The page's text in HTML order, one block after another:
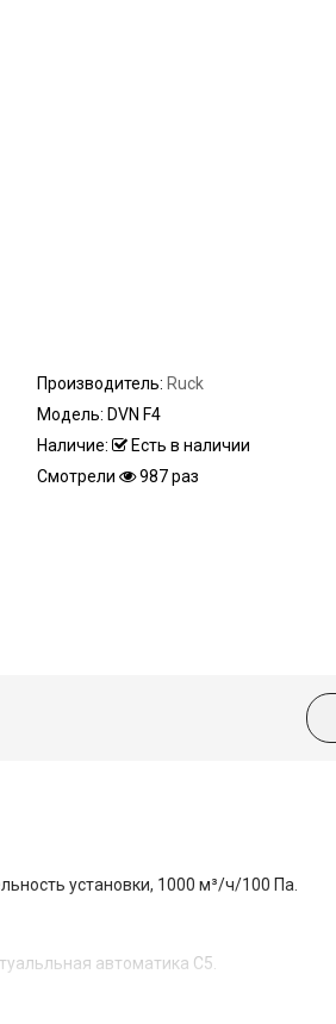
Производитель: Ruck
Модель: DVN F4
Наличие:
Есть в наличии
Смотрели
987 раз
установки, 1000 м³/ч/100 Па.
автоматика С5.